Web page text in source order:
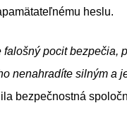
heslu.
falošný pocit bezpečia,
nenahradíte silným a
bezpečnostná